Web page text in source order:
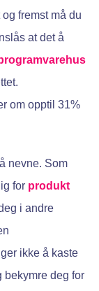
fremst må du
at det å
om opptil 31%
nevne. Som
for produkt
i andre
ikke å kaste
bekymre deg for